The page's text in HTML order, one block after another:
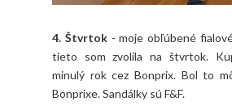
4. Štvrtok- moje obľúbené
tieto som zvolila na štvrtok.
minulý rok cez Bonprix. Bol to
Bonprixe. Sandálky sú F&F.